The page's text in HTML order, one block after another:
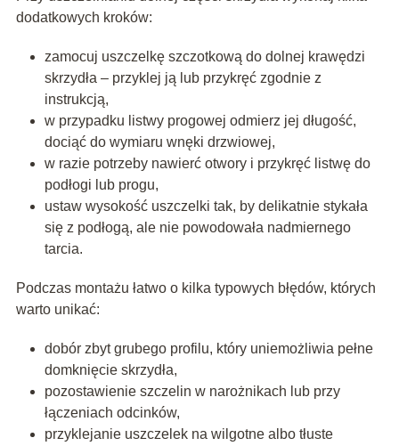
dodatkowych kroków:
zamocuj uszczelkę szczotkową do dolnej krawędzi
skrzydła – przyklej ją lub przykręć zgodnie z
instrukcją,
w przypadku listwy progowej odmierz jej długość,
dociąć do wymiaru wnęki drzwiowej,
w razie potrzeby nawierć otwory i przykręć listwę do
podłogi lub progu,
ustaw wysokość uszczelki tak, by delikatnie stykała
się z podłogą, ale nie powodowała nadmiernego
tarcia.
Podczas montażu łatwo o kilka typowych błędów, których
warto unikać:
dobór zbyt grubego profilu, który uniemożliwia pełne
domknięcie skrzydła,
pozostawienie szczelin w narożnikach lub przy
łączeniach odcinków,
przyklejanie uszczelek na wilgotne albo tłuste